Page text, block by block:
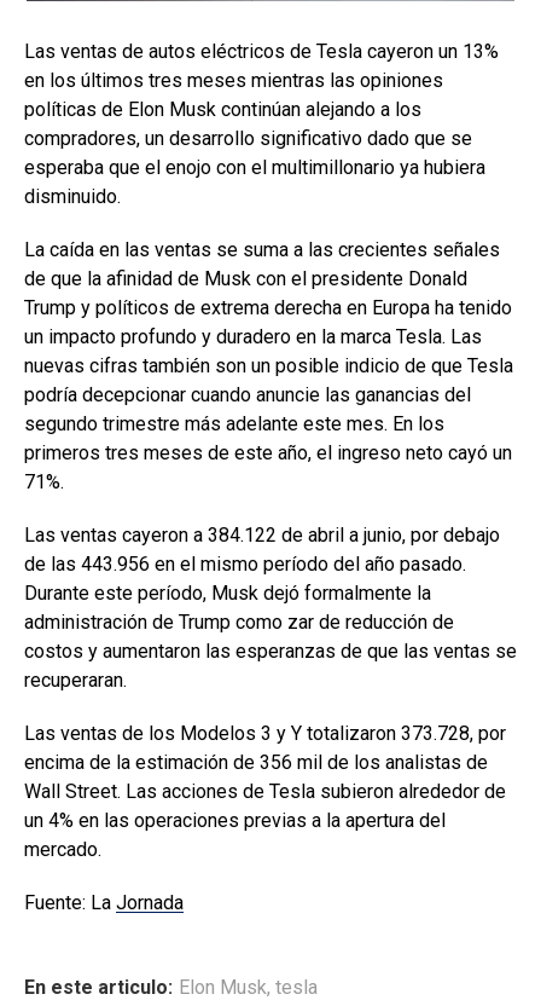
Las ventas de autos eléctricos de Tesla cayeron un 13%
en los últimos tres meses mientras las opiniones
políticas de Elon Musk continúan alejando a los
compradores, un desarrollo significativo dado que se
esperaba que el enojo con el multimillonario ya hubiera
disminuido.
La caída en las ventas se suma a las crecientes señales
de que la afinidad de Musk con el presidente Donald
Trump y políticos de extrema derecha en Europa ha tenido
un impacto profundo y duradero en la marca Tesla. Las
nuevas cifras también son un posible indicio de que Tesla
podría decepcionar cuando anuncie las ganancias del
segundo trimestre más adelante este mes. En los
primeros tres meses de este año, el ingreso neto cayó un
71%.
Las ventas cayeron a 384.122 de abril a junio, por debajo
de las 443.956 en el mismo período del año pasado.
Durante este período, Musk dejó formalmente la
administración de Trump como zar de reducción de
costos y aumentaron las esperanzas de que las ventas se
recuperaran.
Las ventas de los Modelos 3 y Y totalizaron 373.728, por
encima de la estimación de 356 mil de los analistas de
Wall Street. Las acciones de Tesla subieron alrededor de
un 4% en las operaciones previas a la apertura del
mercado.
Fuente: La Jornada
En este articulo: Elon Musk, tesla